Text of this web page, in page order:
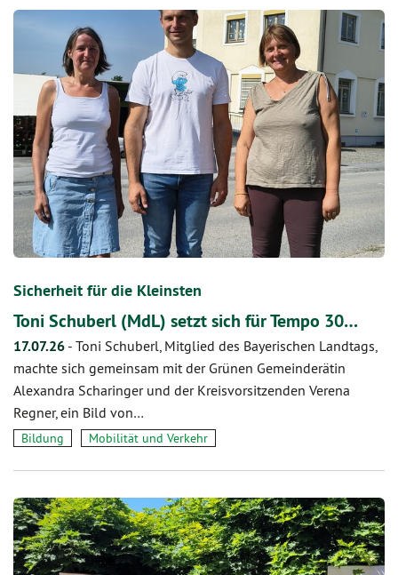
Sicherheit für die Kleinsten
Toni Schuberl (MdL) setzt sich für Tempo 30…
17.07.26 - Toni Schuberl, Mitglied des Bayerischen Landtags,
machte sich gemeinsam mit der Grünen Gemeinderätin
Alexandra Scharinger und der Kreisvorsitzenden Verena
Regner, ein Bild von…
Bildung Mobilität und Verkehr